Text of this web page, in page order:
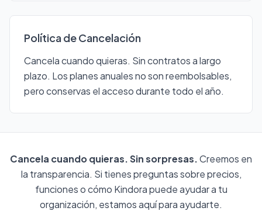
Política de Cancelación
Cancela cuando quieras. Sin contratos a largo
plazo. Los planes anuales no son reembolsables,
pero conservas el acceso durante todo el año.
Cancela cuando quieras. Sin sorpresas.Creemos en
la transparencia. Si tienes preguntas sobre precios,
funciones o cómo Kindora puede ayudar a tu
organización, estamos aquí para ayudarte.